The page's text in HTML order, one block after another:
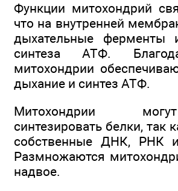
Функции митохондрий
что на внутренней
дыхательные ферменты
синтеза АТФ.
митохондрии
дыхание и синтез АТФ.
Митохондрии
синтезировать белки, так
собственные ДНК, РНК
Размножаются
надвое.